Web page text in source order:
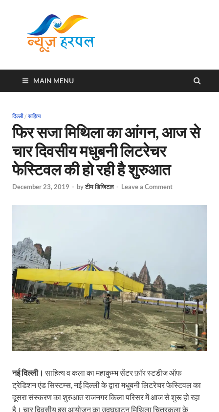
MAIN MENU
दिल्ली/ साहित्य
फिर सजा मिथिला का आंगन, आज से
चार दिवसीय मधुबनी लिटरेचर
फेस्टिवल की हो रही है शुरुआत
December 23, 2019 - byटीम डिजिटल - Leave a Comment
नई दिल्ली। साहित्य व कला का महाकुम्भ सेंटर फ़ॉर स्टडीज ऑफ
ट्रेडिशन एंड सिस्टम्स, नई दिल्ली के द्वारा मधुबनी लिटरेचर फेस्टिवल का
दूसरा संस्करण का शुरुआत राजनगर किला परिसर में आज से शुरू हो रहा
है। चार दिवसीय इस आयोजन का उद्घघाटन मिथिला चित्रकला के